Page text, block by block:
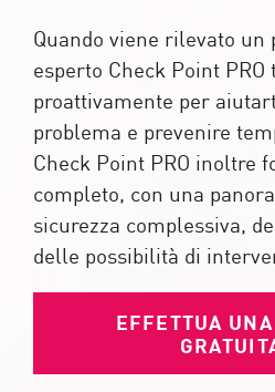
Quando viene rilevato un
esperto Check Point
proattivamente per
problema e prevenire
Check Point PRO inoltre
completo, con una
sicurezza complessiva,
delle possibilità di
EFFETTUA